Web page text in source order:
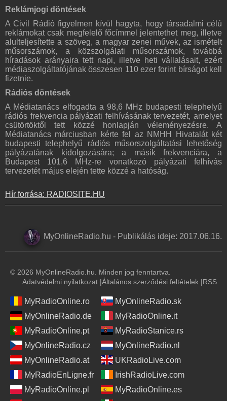
Reklámjogi döntések
A Civil Rádió figyelmen kívül hagyta, hogy társadalmi célú
reklámokat csak megfelelő főcímmel jelentethet meg, illetve
alulteljesítette a szöveg, a magyar zenei művek, az ismételt
műsorszámok, a közszolgálati műsorszámok, továbbá
híradások arányaira tett napi, illetve heti vállalásait, ezért
médiaszolgáltatójának összesen 110 ezer forint bírságot kell
fizetnie.
Rádiós döntések
A Médiatanács elfogadta a 98,6 MHz budapesti telephelyű
rádiós frekvencia pályázati felhívásának tervezetét, amelyet
csütörtöktől tett közzé honlapján véleményezésre. A
Médiatanács márciusban kérte fel az NMHH Hivatalát két
budapesti telephelyű rádiós műsorszolgáltatási lehetőség
pályázatának kidolgozására; a másik frekvenciára, a
Budapest 101,6 MHz-re vonatkozó pályázati felhívás
tervezetét május elején tette közzé a hatóság.
Hír forrása: RADIOSITE.HU
MyOnlineRadio.hu - Publikálás ideje: 2017.06.16.
© 2026 MyOnlineRadio.hu. Minden jog fenntartva.
Adatvédelmi nyilatkozat |Általános szerződési feltételek |RSS
MyRadioOnline.ro
MyOnlineRadio.sk
MyOnlineRadio.de
MyRadioOnline.it
MyRadioOnline.pt
MyRadioStanice.rs
MyOnlineRadio.cz
MyOnlineRadio.nl
MyOnlineRadio.at
UKRadioLive.com
MyRadioEnLigne.fr
IrishRadioLive.com
MyRadioOnline.pl
MyRadioOnline.es